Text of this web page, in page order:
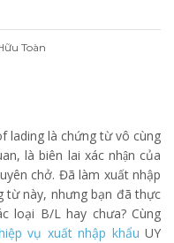
Toàn
lading là chứng từ vô cùng
làbiên lai xác nhận của
chở. Đã làm xuất nhập
từ này, nhưng bạn đã thực
loại B/L hay chưa? Cùng
vụ xuất nhập khẩu UY